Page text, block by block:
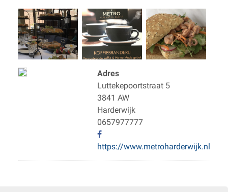
Adres
Luttekepoortstraat 5
3841 AW
Harderwijk
0657977777
https://www.metroharderwijk.nl